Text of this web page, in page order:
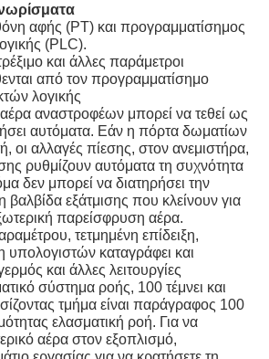
αφής (PT) και προγραμματίσημος
(PLC).
και άλλες παράμετροι
από τον προγραμματίσημο
λογικής
αναστροφέων μπορεί να τεθεί ως
αυτόματα. Εάν η πόρτα δωματίων
οι αλλαγές πίεσης, στον ανεμιστήρα,
ρυθμίζουν αυτόματα τη συχνότητα
δεν μπορεί να διατηρήσει την
βαλβίδα εξάτμισης που κλείνουν για
παρείσφρυση αέρα.
τετμημένη επίδειξη,
καταγράφει και
και άλλες λειτουργίες
σύστημα ροής, 100 τέμνει και
τμήμα είναι παράγραφος 100
ελασματική ροή. Για να
αέρα στον εξοπλισμό,